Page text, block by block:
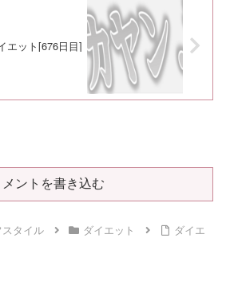
エット[676日目]
メントを書き込む
タイル ダイエット
ダイエ